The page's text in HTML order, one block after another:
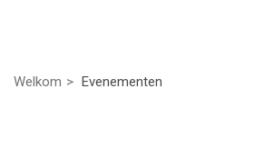
Welkom Evenementen